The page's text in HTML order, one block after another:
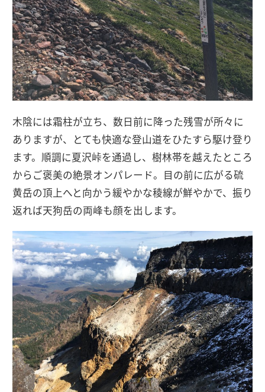
木陰には霜柱が立ち、数日前に降った残雪が所々に
ありますが、とても快適な登山道をひたすら駆け登り
ます。順調に夏沢峠を通過し、樹林帯を越えたところ
からご褒美の絶景オンパレード。目の前に広がる硫
黄岳の頂上へと向かう緩やかな稜線が鮮やかで、振り
返れば天狗岳の両峰も顔を出します。